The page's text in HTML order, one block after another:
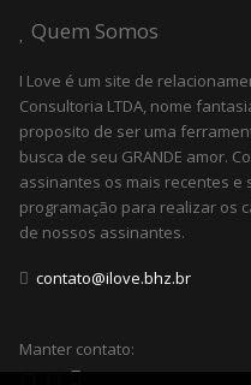
Quem Somos
I Love é um site de
Consultoria LTDA, nome
proposito de ser uma
busca de seu GRANDE amor.
assinantes os mais recentes e
programação para realizar os
de nossos assinantes.
contato@ilove.bhz.br
Manter contato: